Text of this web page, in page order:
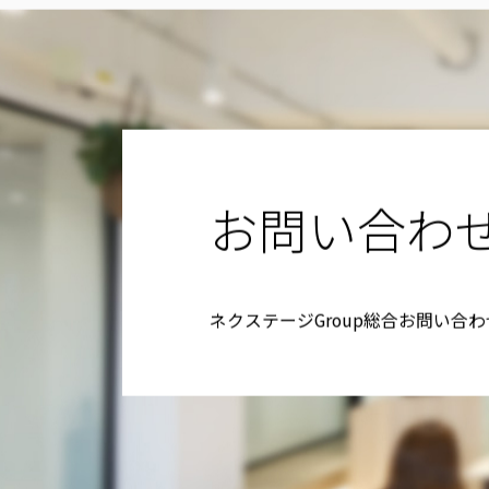
お問い合わ